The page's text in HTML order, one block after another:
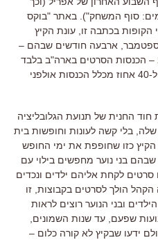
: סוף המשחק"). באתר "בוקס
הקופות בכתבה זו עונת הקיץ
ארבעה חודשים שבהם –
הכנסות הסרטים בארה"ב בלבד
ל-40
אחוז מכלל הכנסות אולפני
חוד החנית של תנועת הגלובליציה
שלה בלי קשה לעונות וחופשות בית
הקיץ כזו שחופפת את ימי החופש
בני נוער מחפשים בילוי עם
סרטים לקחת אליהם ילדים ונכדים
הקהל הולך לסרטים בקבוצות זו
ובני הנוער רוצים לראות
שפעם עד שנות השמונים
ידעו שבקיץ לא קורה כלום –